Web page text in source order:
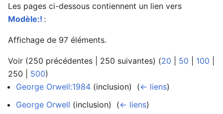
Les pages ci-dessous contiennent un lien vers
Modèle:! :
Affichage de 97 éléments.
Voir (250 précédentes 250 suivantes) (20 50 100
250
500)
George Orwell:1984 (inclusion) ‎ (← liens)
George Orwell (inclusion) ‎ (← liens)